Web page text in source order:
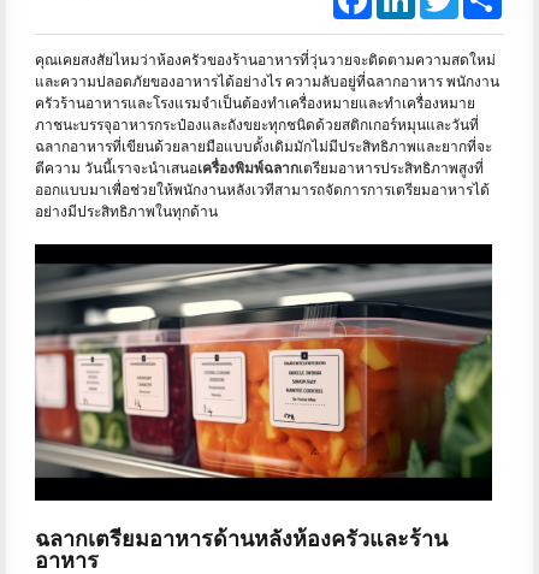
คุณเคยสงสัยไหมว่าห้องครัวของร้านอาหารที่วุ่นวายจะติดตามความสดใหม่
และความปลอดภัยของอาหารได้อย่างไร ความลับอยู่ที่ฉลากอาหาร พนักงาน
ครัวร้านอาหารและโรงแรมจำเป็นต้องทำเครื่องหมายและทำเครื่องหมาย
ภาชนะบรรจุอาหารกระป๋องและถังขยะทุกชนิดด้วยสติกเกอร์หมุนและวันที่
ฉลากอาหารที่เขียนด้วยลายมือแบบดั้งเดิมมักไม่มีประสิทธิภาพและยากที่จะ
ตีความ วันนี้เราจะนำเสนอเครื่องพิมพ์ฉลากเตรียมอาหารประสิทธิภาพสูงที่
ออกแบบมาเพื่อช่วยให้พนักงานหลังเวทีสามารถจัดการการเตรียมอาหารได้
อย่างมีประสิทธิภาพในทุกด้าน
ฉลากเตรียมอาหารด้านหลังห้องครัวและร้าน
อาหาร